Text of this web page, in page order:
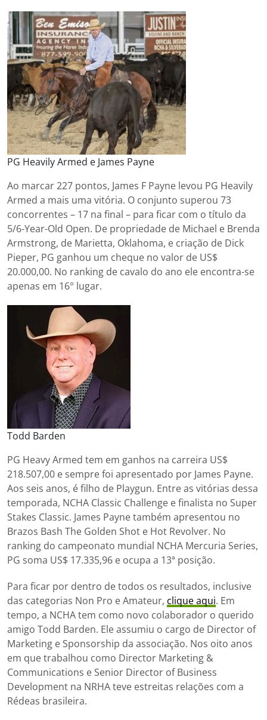
PG Heavily Armed e James Payne
Ao marcar 227 pontos, James F Payne levou PG Heavily
Armed a mais uma vitória. O conjunto superou 73
concorrentes – 17 na final – para ficar com o título da
5/6-Year-Old Open. De propriedade de Michael e Brenda
Armstrong, de Marietta, Oklahoma, e criação de Dick
Pieper, PG ganhou um cheque no valor de US$
20.000,00. No ranking de cavalo do ano ele encontra-se
apenas em 16° lugar.
Todd Barden
PG Heavy Armed tem em ganhos na carreira US$
218.507,00 e sempre foi apresentado por James Payne.
Aos seis anos, é filho de Playgun. Entre as vitórias dessa
temporada, NCHA Classic Challenge e finalista no Super
Stakes Classic. James Payne também apresentou no
Brazos Bash The Golden Shot e Hot Revolver. No
ranking do campeonato mundial NCHA Mercuria Series,
PG soma US$ 17.335,96 e ocupa a 13ª posição.
Para ficar por dentro de todos os resultados, inclusive
das categorias Non Pro e Amateur, clique aqui. Em
tempo, a NCHA tem como novo colaborador o querido
amigo Todd Barden. Ele assumiu o cargo de Director of
Marketing e Sponsorship da associação. Nos oito anos
em que trabalhou como Director Marketing &
Communications e Senior Director of Business
Development na NRHA teve estreitas relações com a
Rédeas brasileira.